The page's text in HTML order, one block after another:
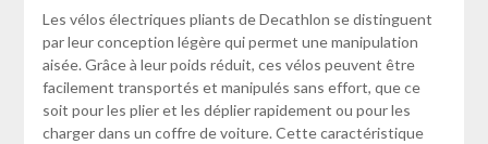
Les vélos électriques pliants de Decathlon se distinguent
par leur conception légère qui permet une manipulation
aisée. Grâce à leur poids réduit, ces vélos peuvent être
facilement transportés et manipulés sans effort, que ce
soit pour les plier et les déplier rapidement ou pour les
charger dans un coffre de voiture. Cette caractéristique